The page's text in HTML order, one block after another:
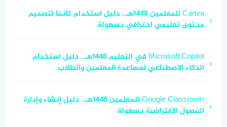
Canva للمعلمين 1448هـ.. دليل استخدام كانفا لتصميم
محتوى تعليمي احترافي بسهولة
Microsoft Copilot في التعليم 1448هـ.. دليل استخدام
الذكاء الاصطناعي لمساعدة المعلمين والطلاب
Google Classroom للمعلمين 1448هـ.. دليل إنشاء وإدارة
الفصول الافتراضية بسهولة